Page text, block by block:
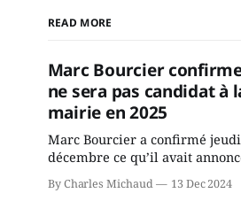
READ MORE
Marc Bourcier
ne sera pas candidat à
mairie en 2025
Marc Bourcier a confirmé
décembre ce qu’il avait
2021: il ne sollicitera pas de
mandat à titre de maire de
By Charles Michaud 13 Dec 2024